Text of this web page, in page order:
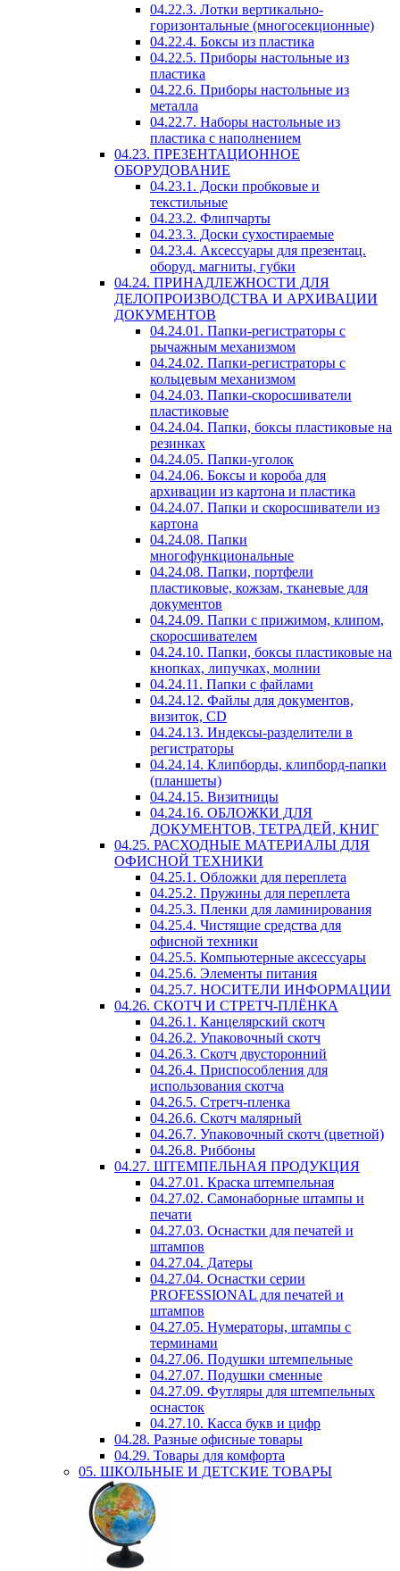
04.22.3. Лотки вертикально-
горизонтальные (многосекционные)
04.22.4. Боксы из пластика
04.22.5. Приборы настольные из
пластика
04.22.6. Приборы настольные из
металла
04.22.7. Наборы настольные из
пластика с наполнением
04.23. ПРЕЗЕНТАЦИОННОЕ
ОБОРУДОВАНИЕ
04.23.1. Доски пробковые и
текстильные
04.23.2. Флипчарты
04.23.3. Доски сухостираемые
04.23.4. Аксессуары для презентац.
оборуд. магниты, губки
04.24. ПРИНАДЛЕЖНОСТИ ДЛЯ
ДЕЛОПРОИЗВОДСТВА И АРХИВАЦИИ
ДОКУМЕНТОВ
04.24.01. Папки-регистраторы с
рычажным механизмом
04.24.02. Папки-регистраторы с
кольцевым механизмом
04.24.03. Папки-скоросшиватели
пластиковые
04.24.04. Папки, боксы пластиковые на
резинках
04.24.05. Папки-уголок
04.24.06. Боксы и короба для
архивации из картона и пластика
04.24.07. Папки и скоросшиватели из
картона
04.24.08. Папки
многофункциональные
04.24.08. Папки, портфели
пластиковые, кожзам, тканевые для
документов
04.24.09. Папки с прижимом, клипом,
скоросшивателем
04.24.10. Папки, боксы пластиковые на
кнопках, липучках, молнии
04.24.11. Папки с файлами
04.24.12. Файлы для документов,
визиток, CD
04.24.13. Индексы-разделители в
регистраторы
04.24.14. Клипборды, клипборд-папки
(планшеты)
04.24.15. Визитницы
04.24.16. ОБЛОЖКИ ДЛЯ
ДОКУМЕНТОВ, ТЕТРАДЕЙ, КНИГ
04.25. РАСХОДНЫЕ МАТЕРИАЛЫ ДЛЯ
ОФИСНОЙ ТЕХНИКИ
04.25.1. Обложки для переплета
04.25.2. Пружины для переплета
04.25.3. Пленки для ламинирования
04.25.4. Чистящие средства для
офисной техники
04.25.5. Компьютерные аксессуары
04.25.6. Элементы питания
04.25.7. НОСИТЕЛИ ИНФОРМАЦИИ
04.26. СКОТЧ И СТРЕТЧ-ПЛЁНКА
04.26.1. Канцелярский скотч
04.26.2. Упаковочный скотч
04.26.3. Скотч двусторонний
04.26.4. Приспособления для
использования скотча
04.26.5. Стретч-пленка
04.26.6. Скотч малярный
04.26.7. Упаковочный скотч (цветной)
04.26.8. Риббоны
04.27. ШТЕМПЕЛЬНАЯ ПРОДУКЦИЯ
04.27.01. Краска штемпельная
04.27.02. Самонаборные штампы и
печати
04.27.03. Оснастки для печатей и
штампов
04.27.04. Датеры
04.27.04. Оснастки серии
PROFESSIONAL для печатей и
штампов
04.27.05. Нумераторы, штампы с
терминами
04.27.06. Подушки штемпельные
04.27.07. Подушки сменные
04.27.09. Футляры для штемпельных
оснасток
04.27.10. Касса букв и цифр
04.28. Разные офисные товары
04.29. Товары для комфорта
05. ШКОЛЬНЫЕ И ДЕТСКИЕ ТОВАРЫ